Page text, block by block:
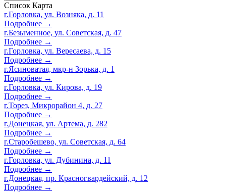
Список Карта
г.Горловка, ул. Возняка, д. 11
Подробнее →
г.Безыменное, ул. Советская, д. 47
Подробнее →
г.Горловка, ул. Вересаева, д. 15
Подробнее →
г.Ясиноватая, мкр-н Зорька, д. 1
Подробнее →
г.Горловка, ул. Кирова, д. 19
Подробнее →
г.Торез, Микрорайон 4, д. 27
Подробнее →
г.Донецкая, ул. Артема, д. 282
Подробнее →
г.Старобешево, ул. Советская, д. 64
Подробнее →
г.Горловка, ул. Дубинина, д. 11
Подробнее →
г.Донецкая, пр. Красногвардейский, д. 12
Подробнее →